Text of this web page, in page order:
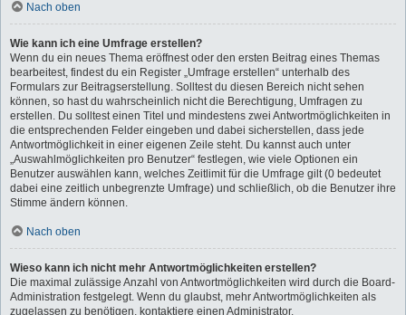
Nach oben
Wie kann ich eine Umfrage erstellen?
Wenn du ein neues Thema eröffnest oder den ersten Beitrag eines Themas
bearbeitest, findest du ein Register „Umfrage erstellen“ unterhalb des
Formulars zur Beitragserstellung. Solltest du diesen Bereich nicht sehen
können, so hast du wahrscheinlich nicht die Berechtigung, Umfragen zu
erstellen. Du solltest einen Titel und mindestens zwei Antwortmöglichkeiten in
die entsprechenden Felder eingeben und dabei sicherstellen, dass jede
Antwortmöglichkeit in einer eigenen Zeile steht. Du kannst auch unter
„Auswahlmöglichkeiten pro Benutzer“ festlegen, wie viele Optionen ein
Benutzer auswählen kann, welches Zeitlimit für die Umfrage gilt (0 bedeutet
dabei eine zeitlich unbegrenzte Umfrage) und schließlich, ob die Benutzer ihre
Stimme ändern können.
Nach oben
Wieso kann ich nicht mehr Antwortmöglichkeiten erstellen?
Die maximal zulässige Anzahl von Antwortmöglichkeiten wird durch die Board-
Administration festgelegt. Wenn du glaubst, mehr Antwortmöglichkeiten als
zugelassen zu benötigen, kontaktiere einen Administrator.